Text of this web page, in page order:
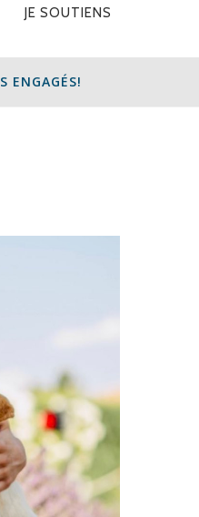
NANTES
FAIRE UN LEG
TOURS
NANTES
JE SOUTIENS
FAIRE UN DON
ENGAGÉS!